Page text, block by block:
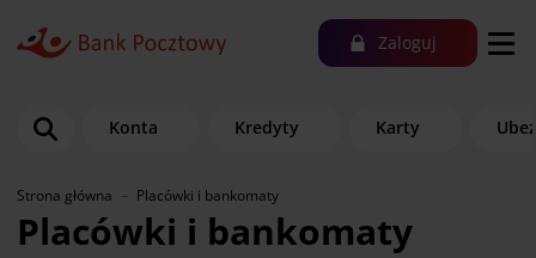
Zaloguj
Konta Kredyty Karty
Strona główna Placówki i bankomaty
Placówki i bankomaty